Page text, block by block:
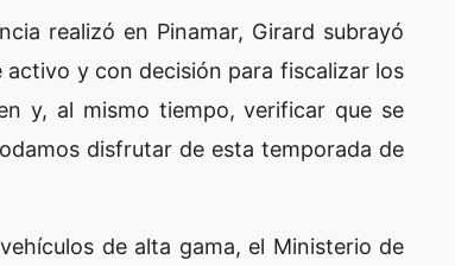
realizó en Pinamar, Girard subrayó
activo y con decisión para fiscalizar los
y, al mismo tiempo, verificar que se
disfrutar de esta temporada de
de alta gama, el Ministerio de